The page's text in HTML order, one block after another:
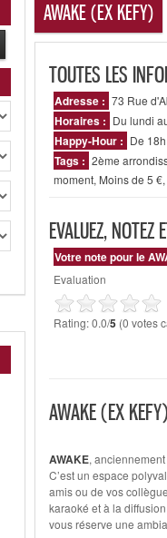
AWAKE (EX KEFY)
TOUTES LES
Adresse : 73 Rue
Horaires : Du lundi
Happy-Hour : De
Tags : 2ème
moment, Moins de 5 €,
EVALUEZ, NOTEZ
Votre note pour le
Evaluation
Rating: 0.0/5 (0 votes
AWAKE (EX KEFY)
AWAKE,
C’est un espace
amis ou de vos
karaoké et à la
vous réserve une